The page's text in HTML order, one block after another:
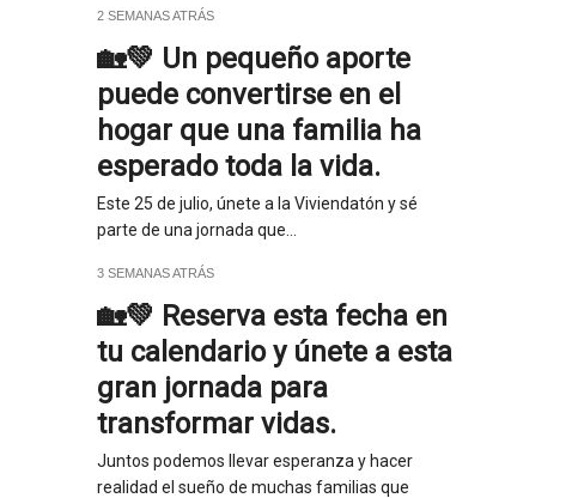
2 SEMANAS ATRÁS
🏡💚 Un pequeño aporte
puede convertirse en el
hogar que una familia ha
esperado toda la vida.
Este 25 de julio, únete a la Viviendatón y sé
parte de una jornada que…
3 SEMANAS ATRÁS
🏡💚 Reserva esta fecha en
tu calendario y únete a esta
gran jornada para
transformar vidas.
Juntos podemos llevar esperanza y hacer
realidad el sueño de muchas familias que